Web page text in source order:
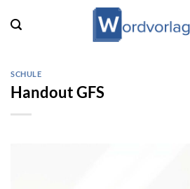
Inhalt
SCHULE
Handout GFS